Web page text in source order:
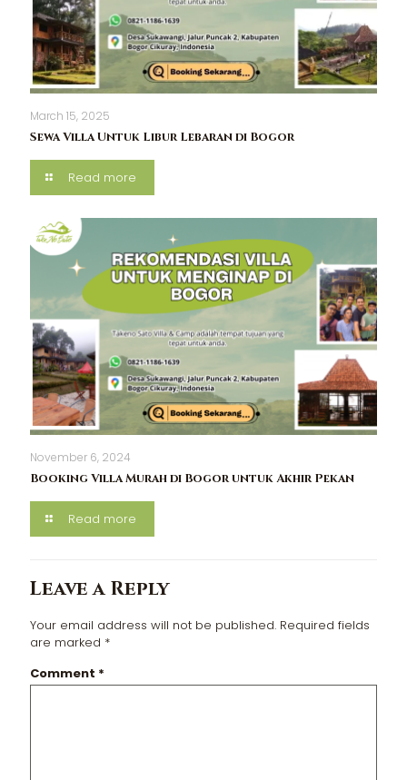
March 15, 2025
Sewa Villa Untuk Libur Lebaran di Bogor
Read more
November 6, 2024
Booking Villa Murah di Bogor untuk Akhir Pekan
Read more
Leave a Reply
Your email address will not be published. Required fields
are marked *
Comment *